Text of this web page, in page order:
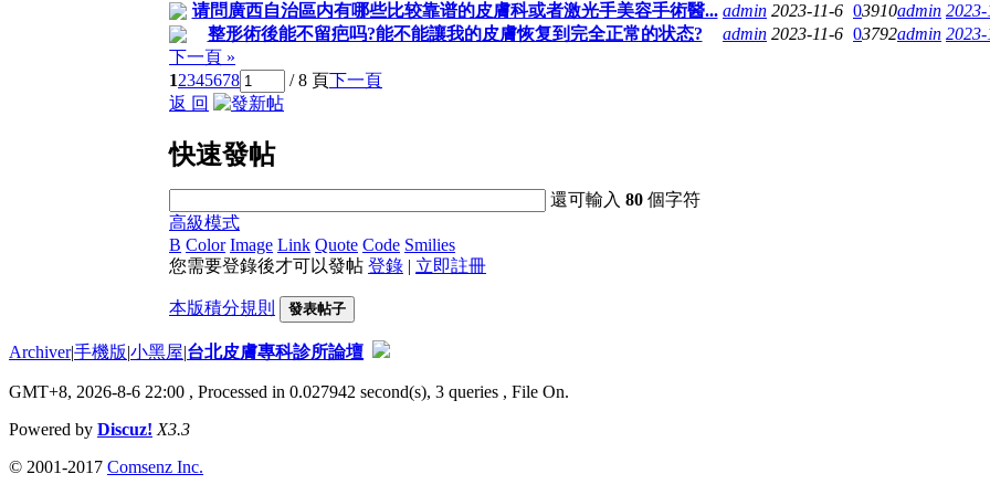
请問廣西自治區内有哪些比较靠谱的皮膚科或者激光手美容手術醫... admin 2023-11-6 03910admin
整形術後能不留疤吗?能不能讓我的皮膚恢复到完全正常的状态?
admin 2023-11-6 03792admin
下一頁 »
12345678 / 8 頁下一頁
返 回
快速發帖
還可輸入80 個字符
高級模式
B Color Image Link Quote Code Smilies
您需要登錄後才可以發帖 登錄 | 立即註冊
本版積分規則 發表帖子
Archiver|手機版|小黑屋|台北皮膚專科診所論壇
GMT+8, 2026-8-6 22:00 , Processed in 0.027942 second(s), 3 queries , File On.
Powered by Discuz! X3.3
© 2001-2017 Comsenz Inc.